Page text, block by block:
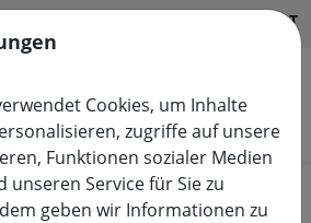
HILFE & SUPPORT
Leuchtdekoration Innen
Cookies, um Inhalte
zugriffe auf unsere
Funktionen sozialer Medien
unseren Service für Sie zu
geben wir Informationen zu